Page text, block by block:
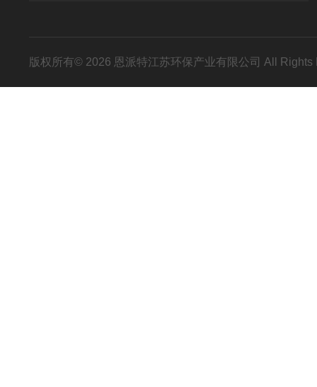
版权所有© 2026 恩派特江苏环保产业有限公司 All